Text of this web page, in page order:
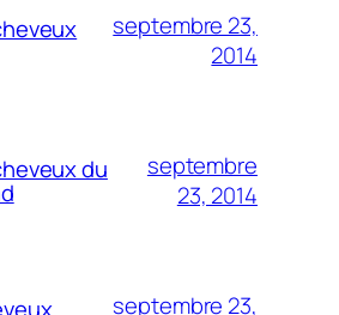
septembre 23,
2014
du
septembre
23, 2014
septembre 23,